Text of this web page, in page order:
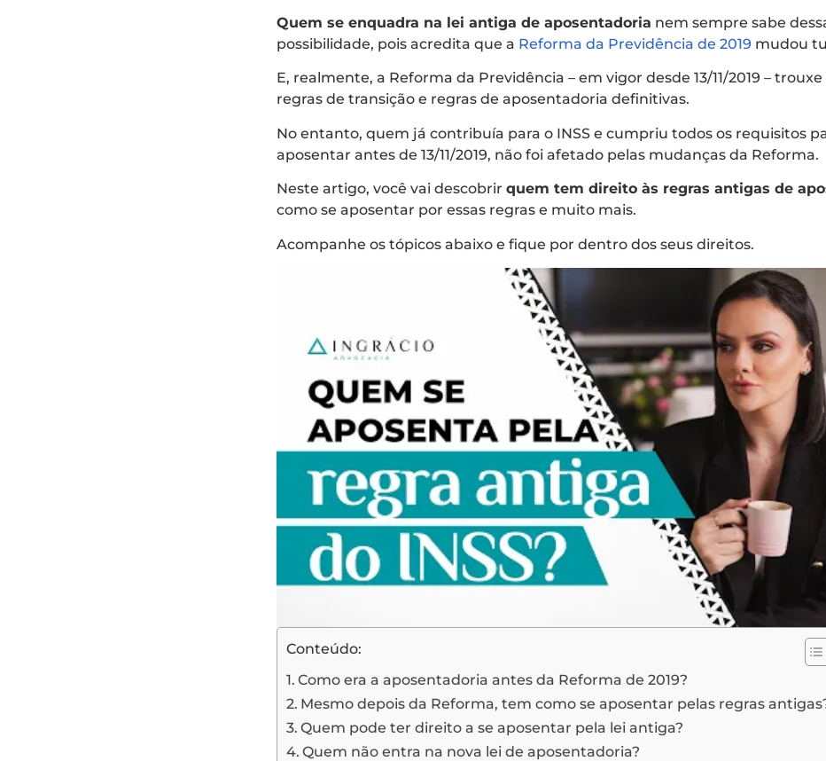
Quem se enquadra na lei antiga de aposentadoria nem sempre sabe
possibilidade, pois acredita que a Reforma da Previdência de 2019 mudou
E, realmente, a Reforma da Previdência – em vigor desde 13/11/2019 –
regras de transição e regras de aposentadoria definitivas.
No entanto, quem já contribuía para o INSS e cumpriu todos os requisitos
aposentar antes de 13/11/2019, não foi afetado pelas mudanças da Reforma.
Neste artigo, você vai descobrir quem tem direito às regras antigas de
como se aposentar por essas regras e muito mais.
Acompanhe os tópicos abaixo e fique por dentro dos seus direitos.
Conteúdo:
Como era a aposentadoria antes da Reforma de 2019?
Mesmo depois da Reforma, tem como se aposentar pelas regras
Quem pode ter direito a se aposentar pela lei antiga?
Quem não entra na nova lei de aposentadoria?